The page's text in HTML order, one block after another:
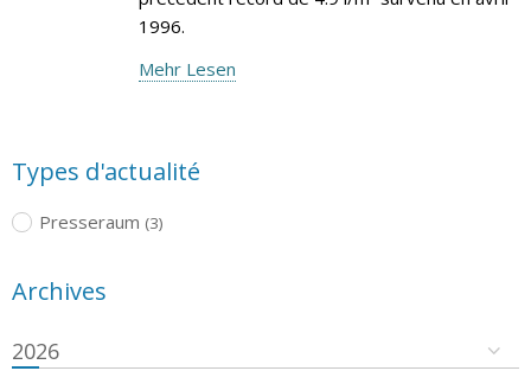
1996.
Mehr Lesen
Types d'actualité
Presseraum (3)
Archives
2026